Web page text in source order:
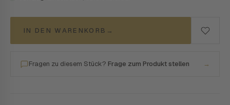
IN DEN WARENKORB →
Fragen zu diesem Stück? Frage zum Produkt stellen →